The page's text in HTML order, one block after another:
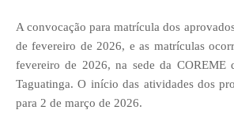
A convocação para matrícula dos
de fevereiro de 2026, e as matrículas
fevereiro de 2026, na sede da COREME
Taguatinga. O início das atividades dos
para 2 de março de 2026.